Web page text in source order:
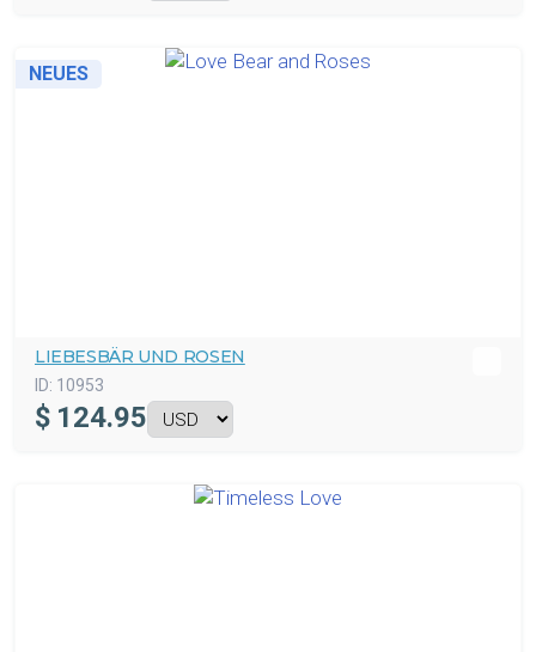
NEUES
LIEBESBÄR UND ROSEN
ID: 10953
$ 124.95